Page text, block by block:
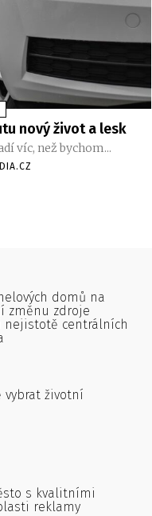
domů na
změnu zdroje
nejistotě centrálních
vybrat životní
s kvalitními
reklamy